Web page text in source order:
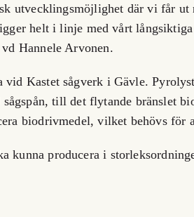
utvecklingsmöjlighet där vi får
helt i linje med vårt
Hannele Arvonen.
vid Kastet sågverk i Gävle.
till det flytande bränslet
biodrivmedel, vilket behövs för
kunna producera i